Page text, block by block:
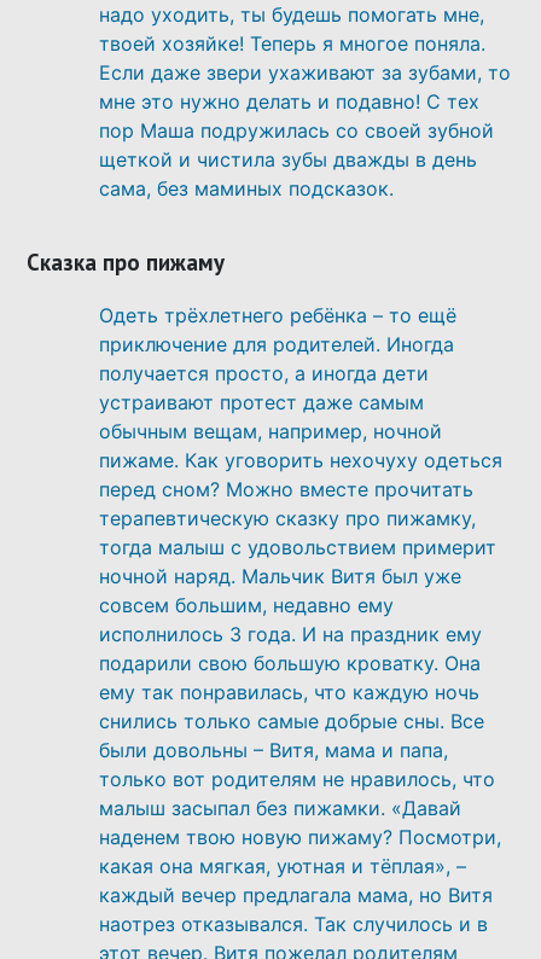
надо уходить, ты будешь помогать мне,
твоей хозяйке! Теперь я многое поняла.
Если даже звери ухаживают за зубами, то
мне это нужно делать и подавно! С тех
пор Маша подружилась со своей зубной
щеткой и чистила зубы дважды в день
сама, без маминых подсказок.
Сказка про пижаму
Одеть трёхлетнего ребёнка – то ещё
приключение для родителей. Иногда
получается просто, а иногда дети
устраивают протест даже самым
обычным вещам, например, ночной
пижаме. Как уговорить нехочуху одеться
перед сном? Можно вместе прочитать
терапевтическую сказку про пижамку,
тогда малыш с удовольствием примерит
ночной наряд. Мальчик Витя был уже
совсем большим, недавно ему
исполнилось 3 года. И на праздник ему
подарили свою большую кроватку. Она
ему так понравилась, что каждую ночь
снились только самые добрые сны. Все
были довольны – Витя, мама и папа,
только вот родителям не нравилось, что
малыш засыпал без пижамки. «Давай
наденем твою новую пижаму? Посмотри,
какая она мягкая, уютная и тёплая», –
каждый вечер предлагала мама, но Витя
наотрез отказывался. Так случилось и в
этот вечер. Витя пожелал родителям